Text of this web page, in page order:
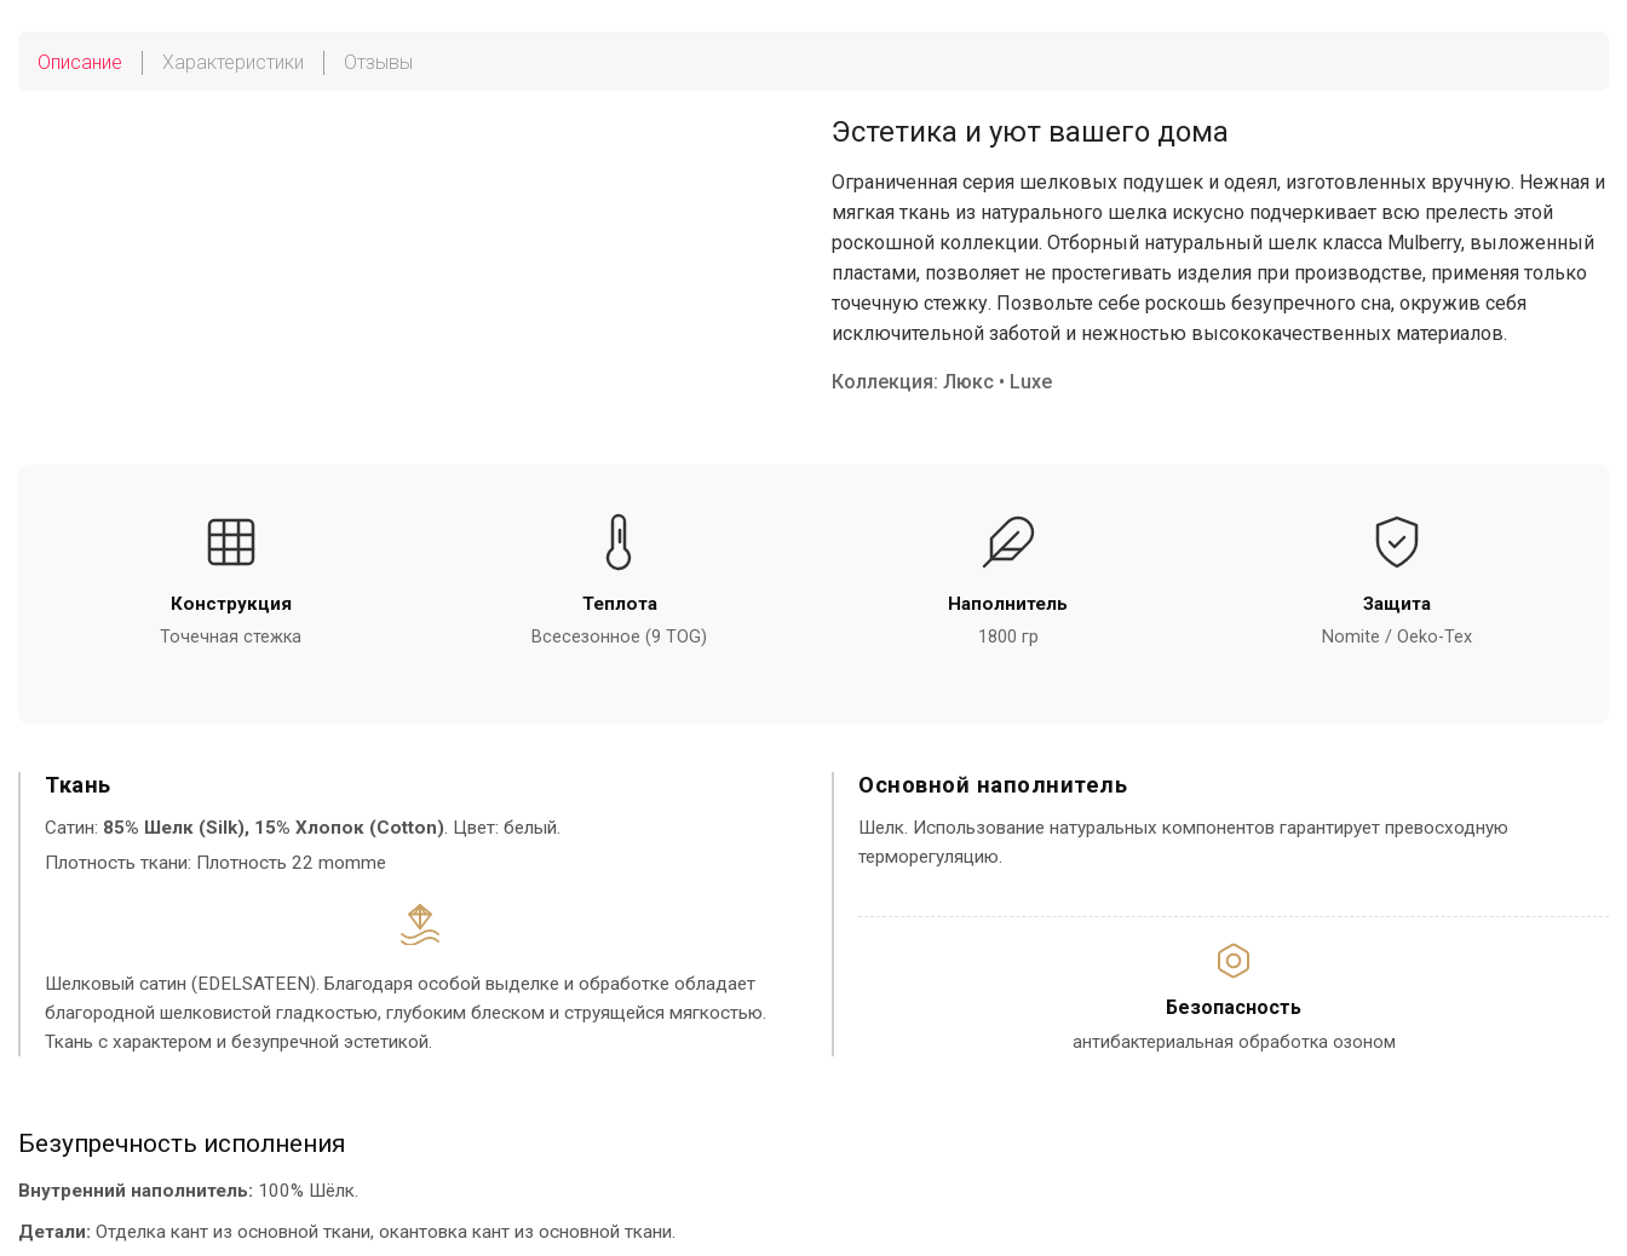
Описание Характеристики Отзывы
Эстетика и уют вашего дома
Ограниченная серия шелковых подушек и одеял, изготовленных вручную. Нежная и
мягкая ткань из натурального шелка искусно подчеркивает всю прелесть этой
роскошной коллекции. Отборный натуральный шелк класса Mulberry, выложенный
пластами, позволяет не простегивать изделия при производстве, применяя только
точечную стежку. Позвольте себе роскошь безупречного сна, окружив себя
исключительной заботой и нежностью высококачественных материалов.
Коллекция: Люкс • Luxe
Конструкция
Точечная стежка
Теплота
Всесезонное (9 TOG)
Наполнитель
1800 гр
Защита
Nomite / Oeko-Tex
Ткань
Сатин: 85% Шелк (Silk), 15% Хлопок (Cotton). Цвет: белый.
Плотность ткани: Плотность 22 momme
Шелковый сатин (EDELSATEEN). Благодаря особой выделке и обработке обладает
благородной шелковистой гладкостью, глубоким блеском и струящейся мягкостью.
Ткань с характером и безупречной эстетикой.
Основной наполнитель
Шелк. Использование натуральных компонентов гарантирует превосходную
терморегуляцию.
Безопасность
антибактериальная обработка озоном
Безупречность исполнения
Внутренний наполнитель: 100% Шёлк.
Детали: Отделка кант из основной ткани, окантовка кант из основной ткани.